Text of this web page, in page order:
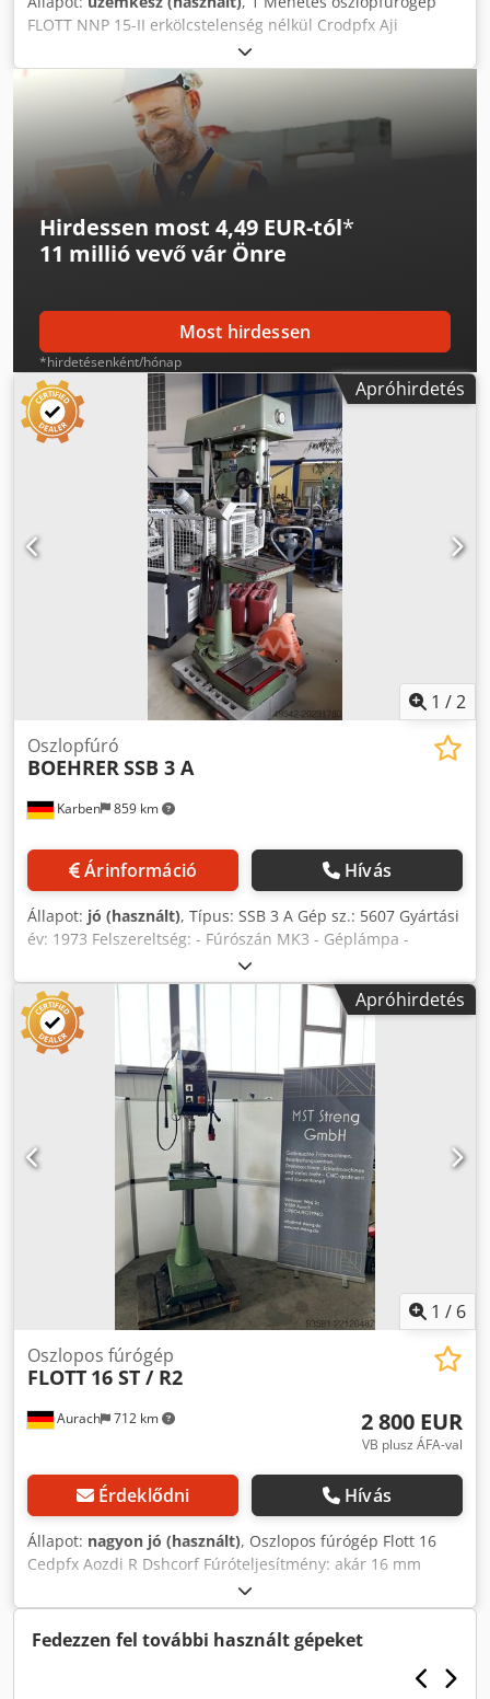
FLOTT NNP 15-II erkölcstelenség nélkül Crodpfx Aji
Hirdessen most 4,49 EUR-tól*
11 millió vevővár Önre
Most hirdessen
*hirdetésenként/hónap
Apróhirdetés
1 /2
Karben 859 km
Oszlopfúró
BOEHRERSSB 3 A
Árinformáció Hívás
Állapot: jó (használt), Típus: SSB 3 A Gép sz.: 5607 Gyártási
év: 1973 Felszereltség: - Fúrószán MK3 - Géplámpa -
Gyorsbefogó fúrótokmány, beleértve a kúpos szárat,
befogási tartomány 3–16 mm - Fokozatmentes
fordulatszám 1. tartomány: 0–900 ford/perc 2. tartomány:
0–1700 ford/perc - Menetvágó berendezés Csdpfxoxlqxfe
Ahcsrf Állapot: jó, műhelyben átvizsgált, fordulatszám-
változtató új csapágyazással
Apróhirdetés
1 / 6
Aurach 712 km
Oszlopos fúrógép
FLOTT 16 ST / R2
2 800 EUR
VB plusz ÁFA-val
Érdeklődni Hívás
Állapot: nagyon jó (használt), Oszlopos fúrógép Flott 16
Cedpfx Aozdi R Dshcorf Fúróteljesítmény: akár 16 mm
(acélban) Fúrótokmány: 1-13 mm Befogás: MK2 Jobbmenet
2 fokozatban Balmenet Világítás Fokozatmentes
fordulatszám-szabályozás 125–2.000 ford/perc között
Asztal mérete: 340 x 280 mm A gép műszakilag átvizsgált
Fedezzen fel további használt gépeket